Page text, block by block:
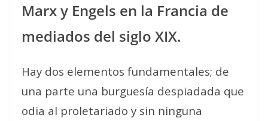
Marx y Engels en la Francia de
mediados del siglo XIX.
Hay dos elementos fundamentales; de
una parte una burguesía despiadada que
odia al proletariado y sin ninguna